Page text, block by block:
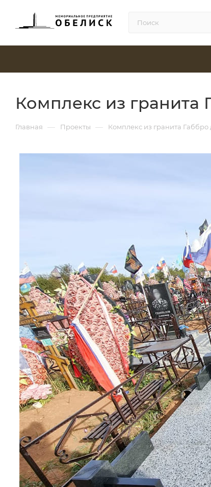
Комплекс из гранита
Главная — Проекты — Комплекс из гранита